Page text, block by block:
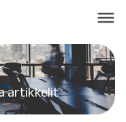
artikkelit